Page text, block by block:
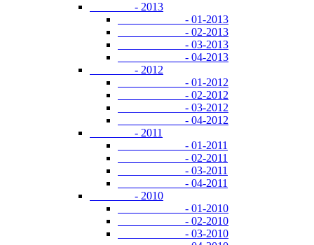
- 2013
- 01-2013
- 02-2013
- 03-2013
- 04-2013
- 2012
- 01-2012
- 02-2012
- 03-2012
- 04-2012
- 2011
- 01-2011
- 02-2011
- 03-2011
- 04-2011
- 2010
- 01-2010
- 02-2010
- 03-2010